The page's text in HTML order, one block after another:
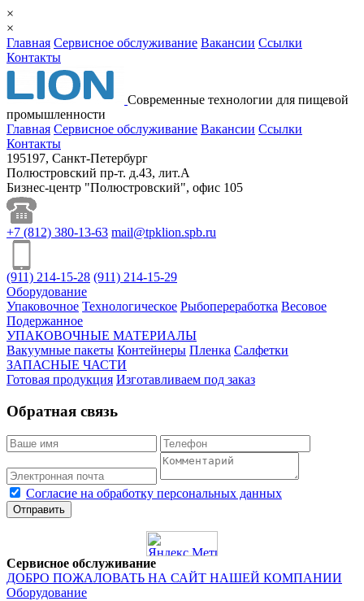
×
×
Главная Сервисное обслуживание Вакансии Ссылки
Контакты
Cовременные технологии для пищевой
промышленности
Главная Сервисное обслуживание Вакансии Ссылки
Контакты
195197, Санкт-Петербург
Полюстровский пр-т. д.43, лит.А
Бизнес-центр "Полюстровский", офис 105
+7 (812) 380-13-63 mail@tpklion.spb.ru
(911) 214-15-28 (911) 214-15-29
Оборудование
Упаковочное Технологическое Рыбопереработка Весовое
Подержанное
УПАКОВОЧНЫЕ МАТЕРИАЛЫ
Вакуумные пакеты Контейнеры Пленка Салфетки
ЗАПАСНЫЕ ЧАСТИ
Готовая продукция Изготавливаем под заказ
Обратная связь
Согласие на обработку персональных данных
Отправить
Сервисное обслуживание
ДОБРО ПОЖАЛОВАТЬ НА САЙТ НАШЕЙ КОМПАНИИ
Оборудование